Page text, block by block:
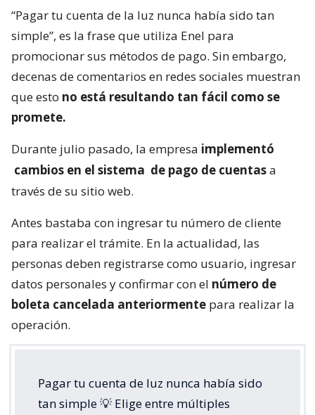
“Pagar tu cuenta de la luz nunca había sido tan
simple”, es la frase que utiliza Enel para
promocionar sus métodos de pago. Sin embargo,
decenas de comentarios en redes sociales muestran
que esto no está resultando tan fácil como se
promete.
Durante julio pasado, la empresa implementó
cambios en el sistema de pago de cuentasa
través de su sitio web.
Antes bastaba con ingresar tu número de cliente
para realizar el trámite. En la actualidad, las
personas deben registrarse como usuario, ingresar
datos personales y confirmar con el número de
boleta cancelada anteriormente para realizar la
operación.
Pagar tu cuenta de luz nunca había sido
tan simple 💡 Elige entre múltiples